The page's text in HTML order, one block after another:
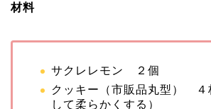
材料
サクレレモン ２個
クッキー（市販品丸型） ４
して柔らかくする）